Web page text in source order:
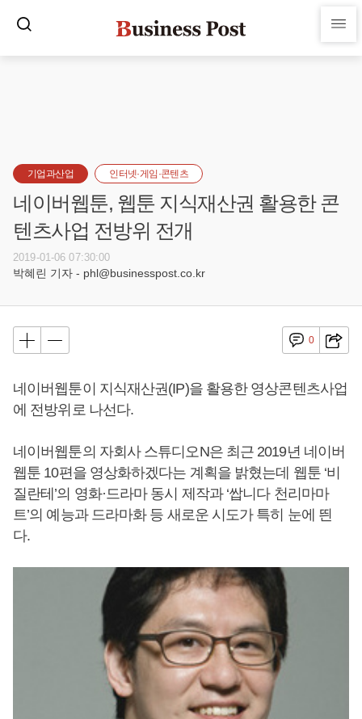
기업과산업 인터넷·게임·콘텐츠
네이버웹툰, 웹툰 지식재산권 활용한 콘
텐츠사업 전방위 전개
2019-01-06 07:30:00
박혜린 기자 - phl@businesspost.co.kr
0
네이버웹툰이 지식재산권(IP)을 활용한 영상콘텐츠사업
에 전방위로 나선다.
네이버웹툰의 자회사 스튜디오N은 최근 2019년 네이버
웹툰 10편을 영상화하겠다는 계획을 밝혔는데 웹툰 ‘비
질란테’의 영화·드라마 동시 제작과 ‘쌉니다 천리마마
트’의 예능과 드라마화 등 새로운 시도가 특히 눈에 띈
다.